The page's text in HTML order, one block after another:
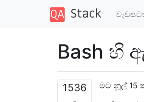
Bash හි
1536
මට නූල් 15